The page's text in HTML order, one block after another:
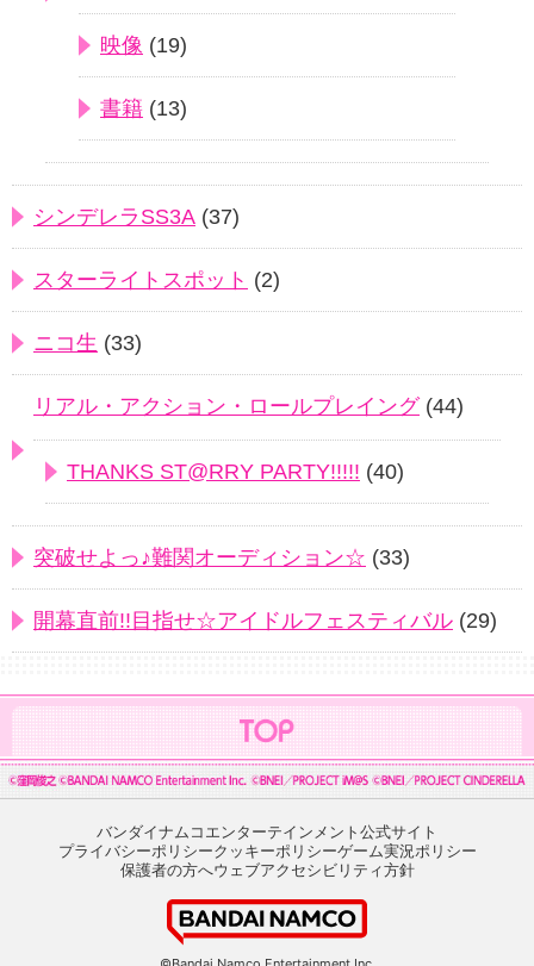
映像 (19)
書籍 (13)
シンデレラSS3A (37)
スターライトスポット (2)
ニコ生 (33)
リアル・アクション・ロールプレイング(44)
THANKS ST@RRY PARTY!!!!! (40)
突破せよっ♪難関オーディション☆ (33)
開幕直前!!目指せ☆アイドルフェスティバル (29)
バンダイナムコエンターテインメント公式サイト
プライバシーポリシークッキーポリシーゲーム実況ポリシー
保護者の方へウェブアクセシビリティ方針